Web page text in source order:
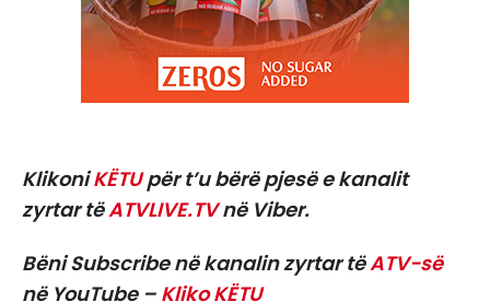
KlikoniKËTUpër t’u bërë pjesë e kanalit
zyrtar tëATVLIVE.TVnë Viber.
Bëni Subscribe në kanalin zyrtar tëATV-së
në YouTube – Kliko KËTU